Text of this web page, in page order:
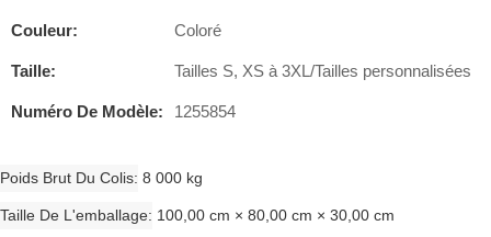
Couleur: Coloré
Taille: Tailles S, XS à 3XL/Tailles personnalisées
Numéro De Modèle: 1255854
Poids Brut Du Colis 8 000 kg
Taille De L'emballage 100,00 cm × 80,00 cm × 30,00 cm